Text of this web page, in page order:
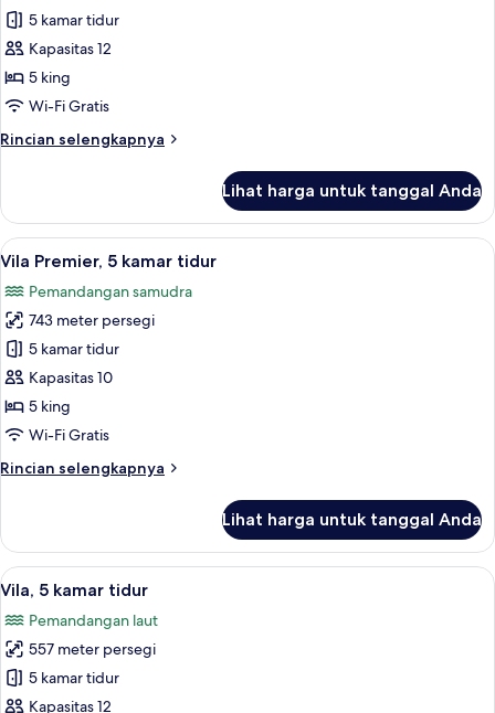
foto
untuk
Kamar
5 kamar tidur
Kapasitas 12
5 king
Wi-Fi Gratis
Rincian selengkapnya
Rincian
Kamar
Lihat harga untuk tanggal Anda
Lihat
semua
foto
untuk
Vila
Premier,
5
kamar
Seprai katun Mesir, brankas, meja
27
Vila Premier, 5 kamar tidur
Pemandangan samudra
743 meter persegi
5 kamar tidur
Kapasitas 10
5 king
Wi-Fi Gratis
Rincian selengkapnya
Rincian
Vila
Premier,
5
tidur
Lihat harga untuk tanggal Anda
Lihat
semua
foto
untuk
Vila,
5
18
Vila, 5 kamar tidur
Pemandangan laut
557 meter persegi
5 kamar tidur
Kapasitas 12